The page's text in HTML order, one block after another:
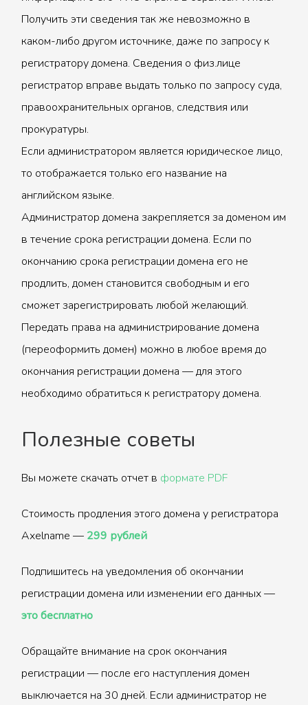
Получить эти сведения так же невозможно в
каком-либо другом источнике, даже по запросу к
регистратору домена. Сведения о физ.лице
регистратор вправе выдать только по запросу суда,
правоохранительных органов, следствия или
прокуратуры.
Если администратором является юридическое лицо,
то отображается только его название на
английском языке.
Администратор домена закрепляется за доменом им
в течение срока регистрации домена. Если по
окончанию срока регистрации домена его не
продлить, домен становится свободным и его
сможет зарегистрировать любой желающий.
Передать права на администрирование домена
(переоформить домен) можно в любое время до
окончания регистрации домена — для этого
необходимо обратиться к регистратору домена.
Полезные советы
Вы можете скачать отчет в формате PDF
Стоимость продления этого домена у регистратора
Axelname — 299 рублей
Подпишитесь на уведомления об окончании
регистрации домена или изменении его данных —
это бесплатно
Обращайте внимание на срок окончания
регистрации — после его наступления домен
выключается на 30 дней. Если администратор не